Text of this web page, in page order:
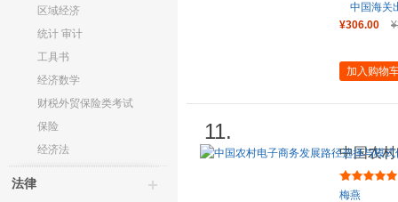
区域经济
统计 审计
工具书
经济数学
财税外贸保险类考试
保险
经济法
法律
中国海关
¥306.00
加入购物
11.
中国农
化
梅燕